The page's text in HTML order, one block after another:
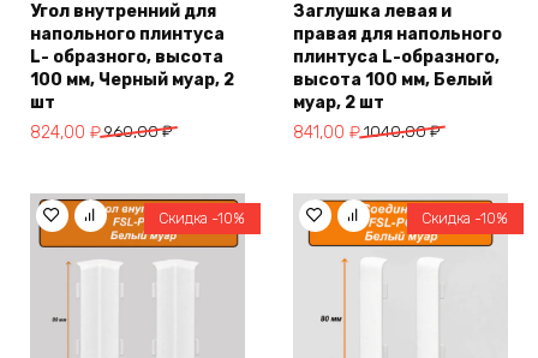
Угол внутренний для
напольного плинтуса
L- образного, высота
100 мм, Черный муар, 2
шт
960,00₽
Первоначальная
960,00 ₽.
824,00 ₽
Текущая
Заглушка левая и
правая для напольного
плинтуса L-образного,
высота 100 мм, Белый
муар, 2 шт
1040,00₽
Первоначальная
1040,00 ₽.
841,00 ₽
Текущая
Скидка -10% Скидка -10%